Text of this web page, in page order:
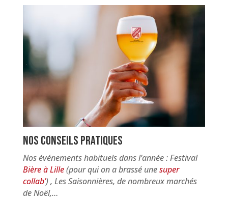
Nos conseils pratiques
Nos événements habituels dans l’année : Festival
Bière à Lille(pour qui on a brassé unesuper
collab’) , Les Saisonnières, de nombreux marchés
de Noël,…